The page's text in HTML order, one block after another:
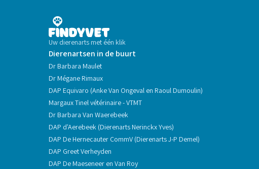
Uw dierenarts met één klik
Dierenartsen in de buurt
Dr Barbara Maulet
Dr Mégane Rimaux
DAP Equivaro (Anke Van Ongeval en Raoul Dumoulin)
Margaux Tinel vétérinaire - VTMT
Dr Barbara Van Waerebeek
DAP d'Aerebeek (Dierenarts Nerinckx Yves)
DAP De Hernecauter CommV (Dierenarts J-P Demel)
DAP Greet Verheyden
DAP De Maeseneer en Van Roy